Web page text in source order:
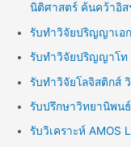
นิติศาสตร์ ค้นคว้าอิ
รับทำวิจัยปริญญาเอก
รับทำวิจัยปริญญาโท
รับทำวิจัยโลจิสติกส์
รับปรึกษาวิทยานิพนธ์
รับวิเคราะห์ AMOS